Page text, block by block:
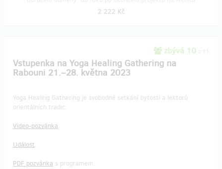
2 222 Kč
zbývá 10 z 11
Vstupenka na Yoga Healing Gathering na
Rabouni 21.–28. května 2023
Yoga Healing Gathering je svobodné setkání bytostí a lektorů
orientálních tradic.
Video-pozvánka.
Událost.
PDF pozvánka s programem.